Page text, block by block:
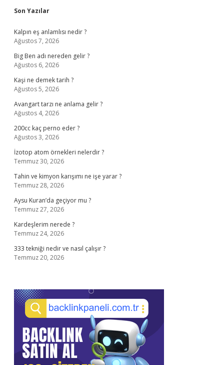
Sidebar
Son Yazılar
Kalpın eş anlamlısı nedir ?
Ağustos 7, 2026
Big Ben adı nereden gelir ?
Ağustos 6, 2026
Kaşi ne demek tarih ?
Ağustos 5, 2026
Avangart tarzı ne anlama gelir ?
Ağustos 4, 2026
200cc kaç perno eder ?
Ağustos 3, 2026
İzotop atom örnekleri nelerdir ?
Temmuz 30, 2026
Tahin ve kimyon karışımı ne işe yarar ?
Temmuz 28, 2026
Aysu Kuran’da geçiyor mu ?
Temmuz 27, 2026
Kardeşlerim nerede ?
Temmuz 24, 2026
333 tekniği nedir ve nasıl çalışır ?
Temmuz 20, 2026